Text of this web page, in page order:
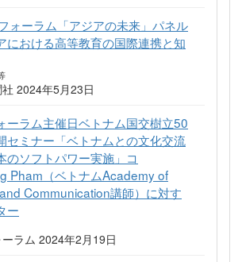
ォーラム「アジアの未来」パネル
における高等教育の国際連携と知
2024年5月23日
ーラム主催日ベトナム国交樹立50
セミナー「ベトナムとの文化交流
のソフトパワー実施」コ
Pham（ベトナムAcademy of
Communication講師）に対す
ー
ラム 2024年2月19日